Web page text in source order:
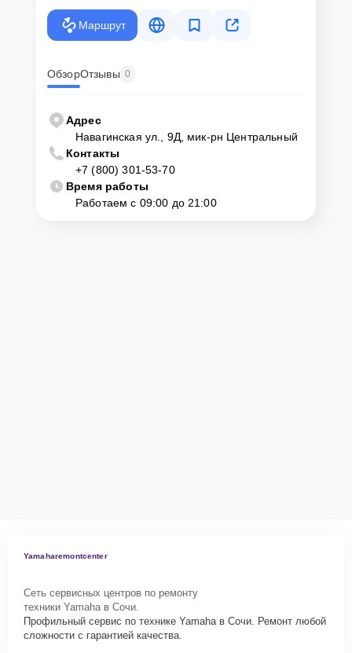
Маршрут
ОбзорОтзывы 0
Адрес
Навагинская ул., 9Д, мик-рн Центральный
Контакты
+7 (800) 301-53-70
Время работы
Работаем с 09:00 до 21:00
Yamaharemontcenter
Сеть сервисных центров по ремонту
техники Yamaha в Сочи.
Профильный сервис по технике Yamaha в Сочи. Ремонт любой
сложности с гарантией качества.